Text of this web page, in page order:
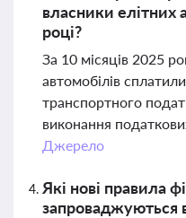
власники елітних
році?
За 10 місяців 2025
автомобілів
транспортного
виконання
Джерело
Які нові правила
запроваджуються